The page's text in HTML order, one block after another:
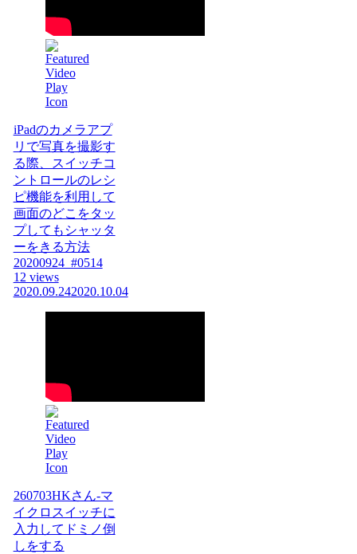
iPadのカメラアプ
リで写真を撮影す
る際、スイッチコ
ントロールのレシ
ピ機能を利用して
画面のどこをタッ
プしてもシャッタ
ーをきる方法
20200924_#0514
12 views
2020.09.242020.10.04
260703HKさん-マ
イクロスイッチに
入力してドミノ倒
しをする